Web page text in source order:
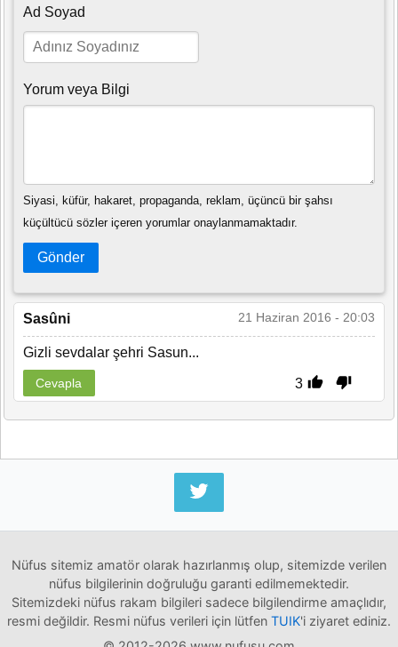
Ad Soyad
Yorum veya Bilgi
Siyasi, küfür, hakaret, propaganda, reklam, üçüncü bir şahsı
küçültücü sözler içeren yorumlar onaylanmamaktadır.
Gönder
Sasûni 21 Haziran 2016 - 20:03
Gizli sevdalar şehri Sasun...
3
Cevapla
Nüfus sitemiz amatör olarak hazırlanmış olup, sitemizde verilen
nüfus bilgilerinin doğruluğu garanti edilmemektedir.
Sitemizdeki nüfus rakam bilgileri sadece bilgilendirme amaçlıdır,
resmi değildir. Resmi nüfus verileri için lütfen TUIK'i ziyaret ediniz.